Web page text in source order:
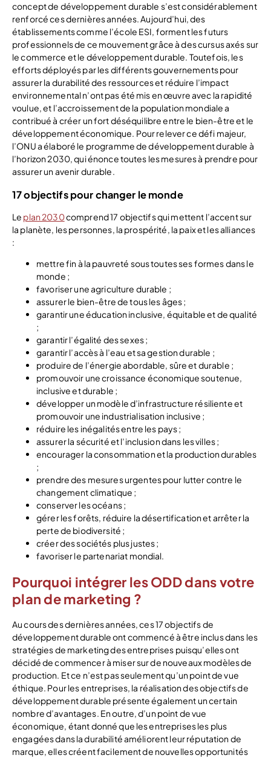
concept de développement durable s’est considérablement
renforcé ces dernières années. Aujourd’hui, des
établissements comme l’école ESI, forment les futurs
professionnels de ce mouvement grâce à des cursus axés sur
le commerce et le développement durable. Toutefois, les
efforts déployés par les différents gouvernements pour
assurer la durabilité des ressources et réduire l’impact
environnemental n’ont pas été mis en œuvre avec la rapidité
voulue, et l’accroissement de la population mondiale a
contribué à créer un fort déséquilibre entre le bien-être et le
développement économique. Pour relever ce défi majeur,
l’ONU a élaboré le programme de développement durable à
l’horizon 2030, qui énonce toutes les mesures à prendre pour
assurer un avenir durable.
17 objectifs pour changer le monde
Le plan 2030comprend 17 objectifs qui mettent l’accent sur
la planète, les personnes, la prospérité, la paix et les alliances
:
mettre fin à la pauvreté sous toutes ses formes dans le
monde ;
favoriser une agriculture durable ;
assurer le bien-être de tous les âges ;
garantir une éducation inclusive, équitable et de qualité
;
garantir l’égalité des sexes ;
garantir l’accès à l’eau et sa gestion durable ;
produire de l’énergie abordable, sûre et durable ;
promouvoir une croissance économique soutenue,
inclusive et durable ;
développer un modèle d’infrastructure résiliente et
promouvoir une industrialisation inclusive ;
réduire les inégalités entre les pays ;
assurer la sécurité et l’inclusion dans les villes ;
encourager la consommation et la production durables
;
prendre des mesures urgentes pour lutter contre le
changement climatique ;
conserver les océans ;
gérer les forêts, réduire la désertification et arrêter la
perte de biodiversité ;
créer des sociétés plus justes ;
favoriser le partenariat mondial.
Pourquoi intégrer les ODD dans votre
plan de marketing ?
Au cours des dernières années, ces 17 objectifs de
développement durable ont commencé à être inclus dans les
stratégies de marketing des entreprises puisqu’elles ont
décidé de commencer à miser sur de nouveaux modèles de
production. Et ce n’est pas seulement qu’un point de vue
éthique. Pour les entreprises, la réalisation des objectifs de
développement durable présente également un certain
nombre d’avantages. En outre, d’un point de vue
économique, étant donné que les entreprises les plus
engagées dans la durabilité améliorent leur réputation de
marque, elles créent facilement de nouvelles opportunités